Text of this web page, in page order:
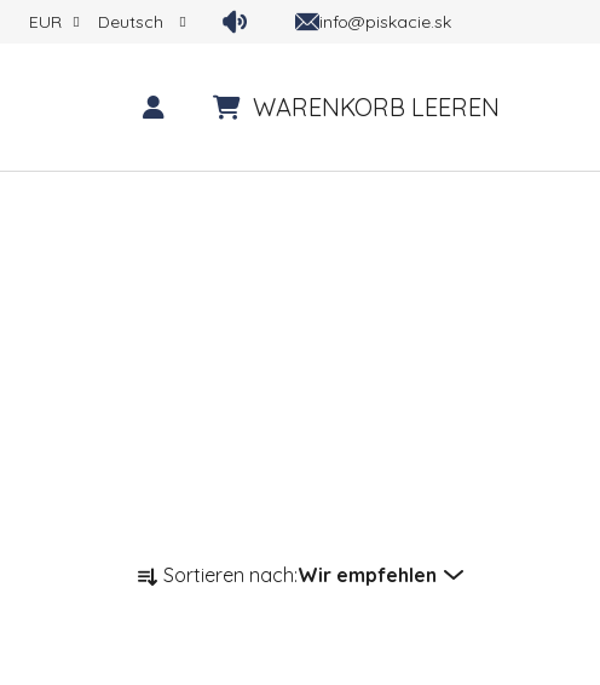
EUR Deutsch info@piskacie.sk
WARENKORB LEEREN
Produktsortierung
Sortieren nach:Wir empfehlen